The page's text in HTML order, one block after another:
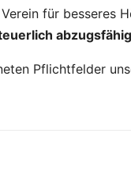
für besseres
Pflichtfelder